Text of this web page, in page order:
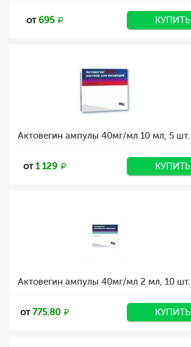
от695 КУПИТЬ
Актовегин ампулы 40мг/мл 10 мл, 5 шт.
от1 129 КУПИТЬ
Актовегин ампулы 40мг/мл 2 мл, 10 шт.
от775.80 КУПИТЬ